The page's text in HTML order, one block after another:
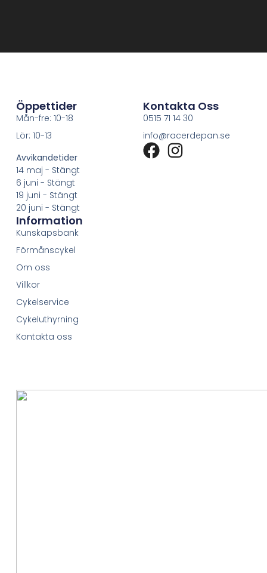
Öppettider
Mån-fre: 10-18
Lör: 10-13
Avvikandetider
14 maj - Stängt
6 juni - Stängt
19 juni - Stängt
20 juni - Stängt
Kontakta Oss
0515 71 14 30
info@racerdepan.se
Information
Kunskapsbank
Förmånscykel
Om oss
Villkor
Cykelservice
Cykeluthyrning
Kontakta oss